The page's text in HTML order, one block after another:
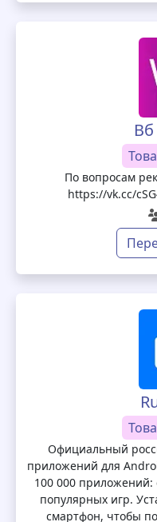
По вопросам
https://vk.cc/
Официальный
приложений для
100 000 приложений:
популярных игр.
смартфон, чтобы